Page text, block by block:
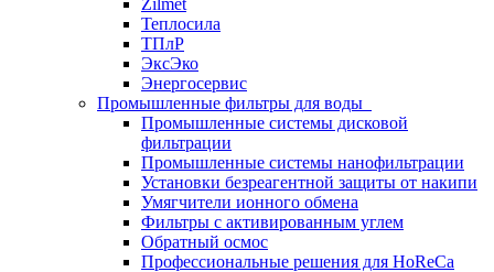
Zilmet
Теплосила
ТПлР
ЭксЭко
Энергосервис
Промышленные фильтры для воды
Промышленные системы дисковой
фильтрации
Промышленные системы нанофильтрации
Установки безреагентной защиты от накипи
Умягчители ионного обмена
Фильтры с активированным углем
Обратный осмос
Профессиональные решения для HoReCa